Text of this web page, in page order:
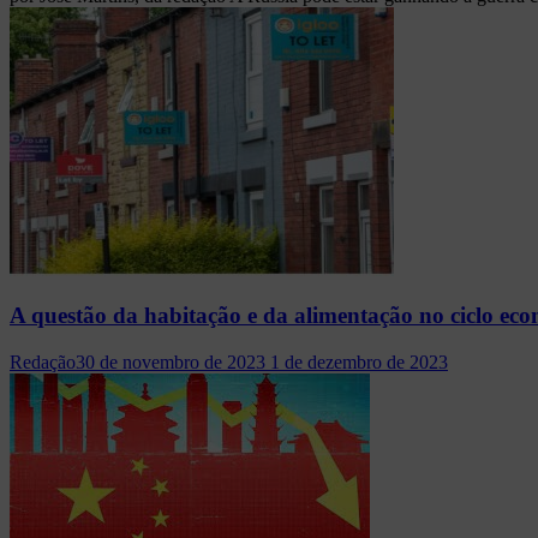
A questão da habitação e da alimentação no ciclo
Redação30 de novembro de 2023 1 de dezembro de 2023